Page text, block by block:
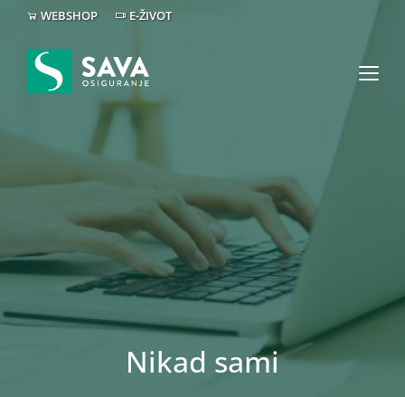
WEBSHOP E-ŽIVOT
Nikad sami